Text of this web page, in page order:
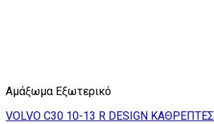
Αμάξωμα Εξωτερικό
VOLVO C30 10-13 R DESIGN ΚΑΘΡΕΠΤΕΣ